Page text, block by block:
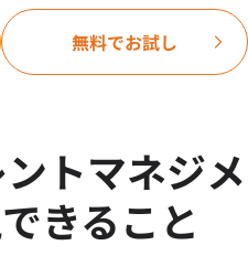
無料でお試し
トマネジメ
きること